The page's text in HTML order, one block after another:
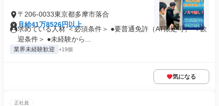
〒206-0033東京都多摩市落合
月給41万8526円以上
求めている人材 ＜必須条件＞ ●要普通免許（AT限定可） ＜歓
迎条件＞ ●未経験から...
業界未経験歓迎 +19個
気になる
正社員